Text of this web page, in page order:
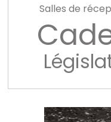
Salles de